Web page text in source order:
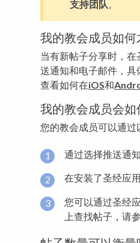
支持团队。
我的教会成员如何
当有新帖子分享时，在
送通知和电子邮件，
查看如何在iOS和
我的教会成员会如
您的教会成员可以通过
通过选择推送通知
在安装了圣经应
您可以通过圣经
上查找帖子，请